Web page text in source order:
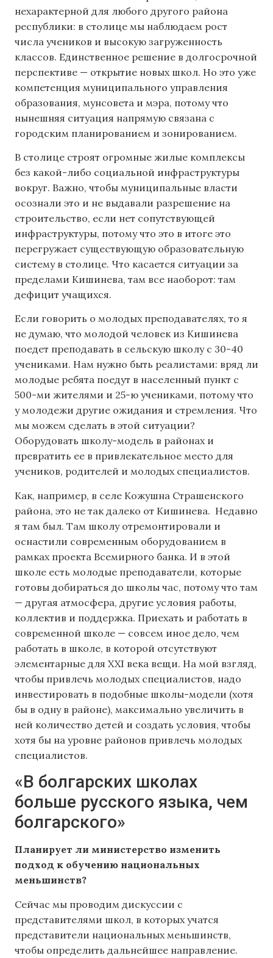
нехарактерной для любого другого района
республики: в столице мы наблюдаем рост
числа учеников и высокую загруженность
классов. Единственное решение в долгосрочной
перспективе — открытие новых школ. Но это уже
компетенция муниципального управления
образования, мунсовета и мэра, потому что
нынешняя ситуация напрямую связана с
городским планированием и зонированием.
В столице строят огромные жилые комплексы
без какой-либо социальной инфраструктуры
вокруг. Важно, чтобы муниципальные власти
осознали это и не выдавали разрешение на
строительство, если нет сопутствующей
инфраструктуры, потому что это в итоге это
перегружает существующую образовательную
систему в столице. Что касается ситуации за
пределами Кишинева, там все наоборот: там
дефицит учащихся.
Если говорить о молодых преподавателях, то я
не думаю, что молодой человек из Кишинева
поедет преподавать в сельскую школу с 30-40
учениками. Нам нужно быть реалистами: вряд ли
молодые ребята поедут в населенный пункт с
500-ми жителями и 25-ю учениками, потому что
у молодежи другие ожидания и стремления. Что
мы можем сделать в этой ситуации?
Оборудовать школу-модель в районах и
превратить ее в привлекательное место для
учеников, родителей и молодых специалистов.
Как, например, в селе Кожушна Страшенского
района, это не так далеко от Кишинева. Недавно
я там был. Там школу отремонтировали и
оснастили современным оборудованием в
рамках проекта Всемирного банка. И в этой
школе есть молодые преподаватели, которые
готовы добираться до школы час, потому что там
— другая атмосфера, другие условия работы,
коллектив и поддержка. Приехать и работать в
современной школе — совсем иное дело, чем
работать в школе, в которой отсутствуют
элементарные для XXI века вещи. На мой взгляд,
чтобы привлечь молодых специалистов, надо
инвестировать в подобные школы-модели (хотя
бы в одну в районе), максимально увеличить в
ней количество детей и создать условия, чтобы
хотя бы на уровне районов привлечь молодых
специалистов.
«В болгарских школах
больше русского языка, чем
болгарского»
Планирует ли министерство изменить
подход к обучению национальных
меньшинств?
Сейчас мы проводим дискуссии с
представителями школ, в которых учатся
представители национальных меньшинств,
чтобы определить дальнейшее направление.